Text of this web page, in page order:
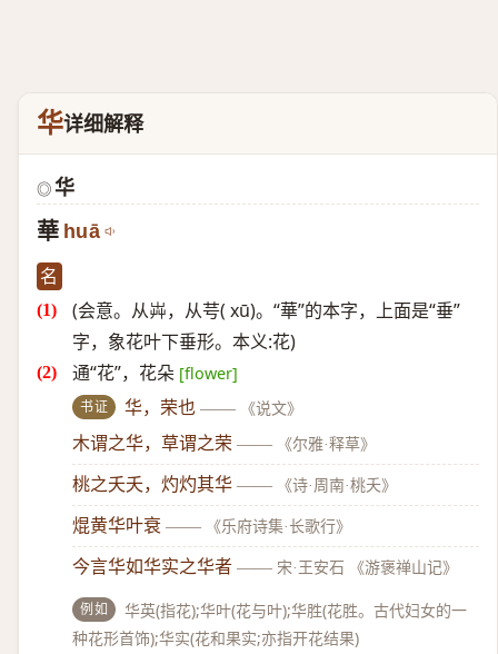
华详细解释
◎ 华
華 huā
名
(会意。从芔，从芌( xū)。“華”的本字，上面是“垂”
字，象花叶下垂形。本义:花)
通“花”，花朵 [flower]
书证 华，荣也 —— 《说文》
木谓之华，草谓之荣 —— 《尔雅·释草》
桃之夭夭，灼灼其华 —— 《诗·周南·桃夭》
焜黄华叶衰 —— 《乐府诗集·长歌行》
今言华如华实之华者 —— 宋·王安石 《游褒禅山记》
例如
华英(指花);华叶(花与叶);华胜(花胜。古代妇女的一
种花形首饰);华实(花和果实;亦指开花结果)